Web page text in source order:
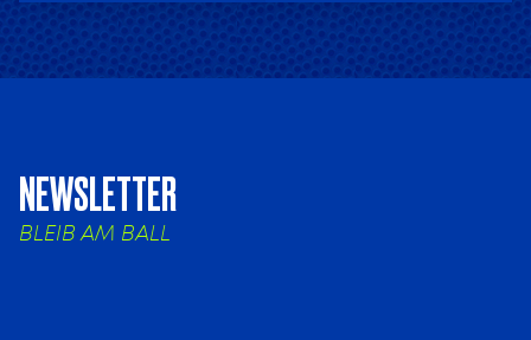
NEWSLETTER
BLEIB AM BALL